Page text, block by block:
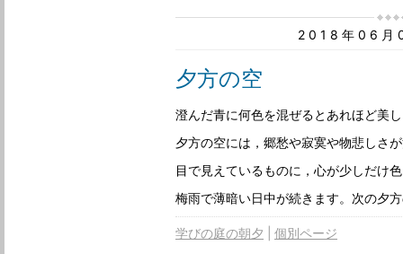
2018年06月
夕方の空
澄んだ青に何色を混ぜるとあれほど美
夕方の空には，郷愁や寂寞や物悲しさ
目で見えているものに，心が少しだけ
梅雨で薄暗い日中が続きます。次の夕
学びの庭の朝夕 個別ページ